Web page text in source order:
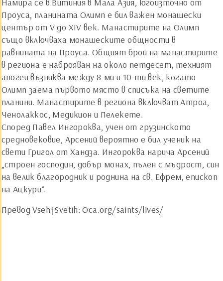
Проуса, планината Олимп е бил важен монашески
център от V до XIV век. Манастирите на Олимп
също включваха монашеските общности в
равнината на Проуса. Общият брой на манастирите
в региона е наброяван на около петдесет, техният
апогей възниква между 8-ми и 10-ти век, когато
Олимп заема първото място в списъка на светите
планини. Манастирите в региона включват Атроа,
Ченолаккос, Медикион и Пелекете.
Според Павел Ингороква, учен от грузинското
средновековие, Арсений вероятно е бил ученик на
свети Григол от Хандза. Ингороква нарича Арсений
„строен господин, добър монах, пълен с мъдрост, син
на велик благородник и роднина на св. Ефрем, епископ
на Ацкури“.
Превод Vseh†Svetih: Oca.org/saints/lives/